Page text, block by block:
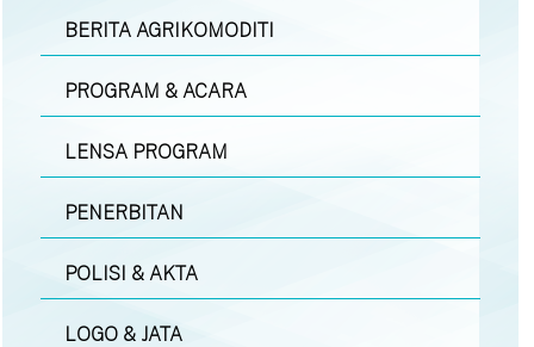
BERITA AGRIKOMODITI
PROGRAM & ACARA
LENSA PROGRAM
PENERBITAN
POLISI & AKTA
LOGO & JATA